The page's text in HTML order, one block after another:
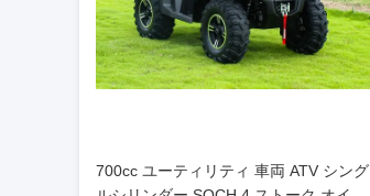
700cc ユーティリティ 車両 ATV シング